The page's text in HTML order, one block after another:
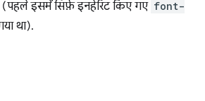
इसमें सिर्फ़ इनहेरिट किए गए font-
था).